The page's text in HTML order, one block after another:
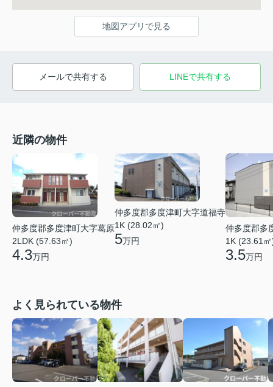
地図アプリで見る
メールで共有する LINEで共有する
近隣の物件
仲多度郡多度津町大字葛原
2LDK (57.63㎡)
4.3万円
仲多度郡多度津町大字道福寺
1K (28.02㎡)
5万円
仲多度郡多
1K (23.61
3.5万円
よく見られている物件